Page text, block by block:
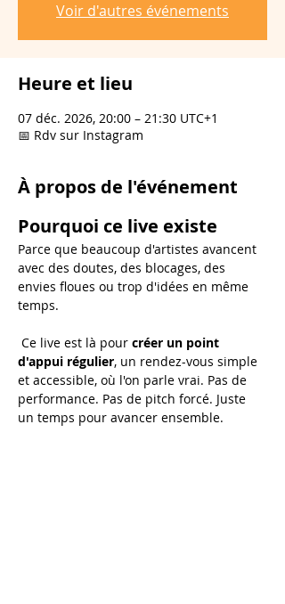
Voir d'autres événements
Heure et lieu
07 déc. 2026, 20:00 – 21:30 UTC+1
📅 Rdv sur Instagram
À propos de l'événement
Pourquoi ce live existe
Parce que beaucoup d'artistes avancent
avec des doutes, des blocages, des
envies floues ou trop d'idées en même
temps.
Ce live est là pour créer un point
d'appui régulier, un rendez-vous simple
et accessible, où l'on parle vrai. Pas de
performance. Pas de pitch forcé. Juste
un temps pour avancer ensemble.